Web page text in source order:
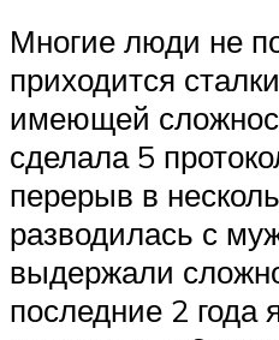
Многие люди не
приходится
имеющей
сделала 5
перерыв в
разводилась с
выдержали
последние 2 года